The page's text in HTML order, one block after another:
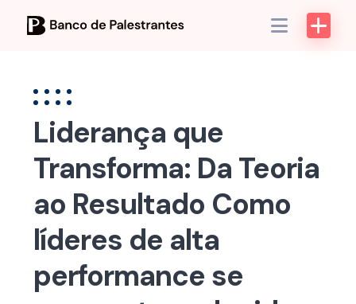
Liderança que
Transforma: Da Teoria
ao Resultado Como
líderes de alta
performance se